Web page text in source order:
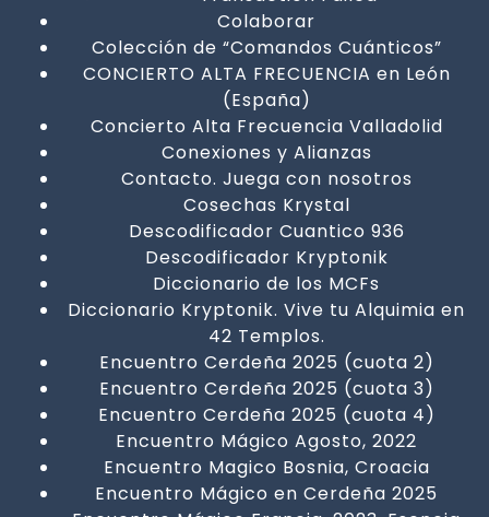
Colaborar
Colección de “Comandos Cuánticos”
CONCIERTO ALTA FRECUENCIA en León
(España)
Concierto Alta Frecuencia Valladolid
Conexiones y Alianzas
Contacto. Juega con nosotros
Cosechas Krystal
Descodificador Cuantico 936
Descodificador Kryptonik
Diccionario de los MCFs
Diccionario Kryptonik. Vive tu Alquimia en
42 Templos.
Encuentro Cerdeña 2025 (cuota 2)
Encuentro Cerdeña 2025 (cuota 3)
Encuentro Cerdeña 2025 (cuota 4)
Encuentro Mágico Agosto, 2022
Encuentro Magico Bosnia, Croacia
Encuentro Mágico en Cerdeña 2025